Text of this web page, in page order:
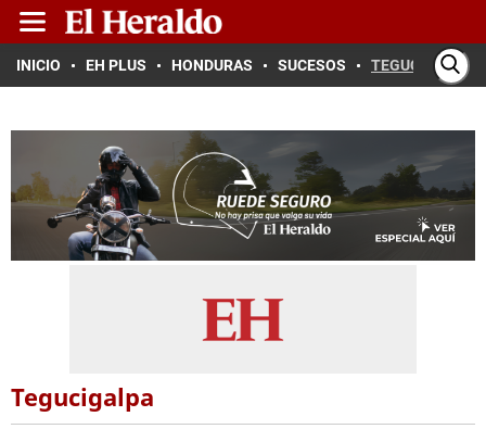
INICIO EH PLUS HONDURAS SUCESOS TEGUCIGALPA
Tegucigalpa